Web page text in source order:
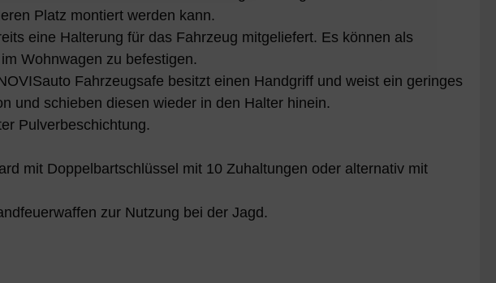
Platz montiert werden kann.
eine Halterung für das Fahrzeug mitgeliefert. Es können als
Wohnwagen zu befestigen.
Fahrzeugsafe besitzt einen Handgriff und weist ein geringes
und schieben diesen wieder in den Halter hinein.
Pulverbeschichtung.
mit Doppelbartschlüssel mit 10 Zuhaltungen oder alternativ mit
zur Nutzung bei der Jagd.